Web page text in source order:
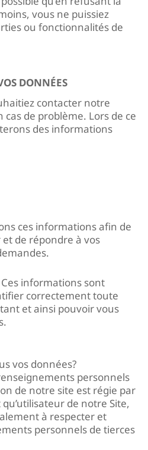
vous ne puissiez
ou fonctionnalités de
DONNÉES
contacter notre
cas de problème. Lors de ce
des informations
ces informations afin de
de répondre à vos
Ces informations sont
correctement toute
et ainsi pouvoir vous
vos données?
personnels
de notre site est régie par
de notre Site,
à respecter et
personnels de tierces